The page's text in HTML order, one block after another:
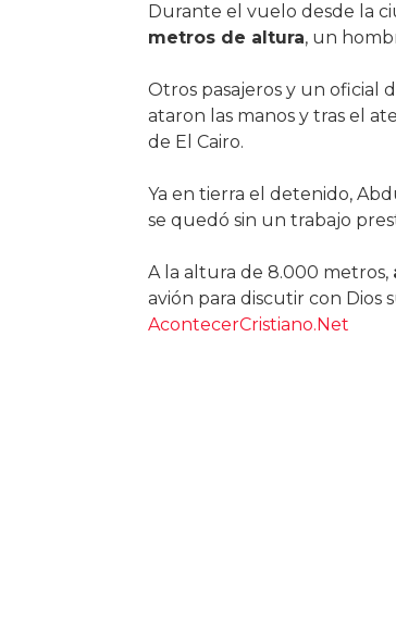
Durante el vuelo desde la
metros de altura, un
Otros pasajeros y un oficial
ataron las manos y tras el
de El Cairo.
Ya en tierra el detenido,
se quedó sin un trabajo
A la altura de 8.000 metros,
avión para discutir con Dios
AcontecerCristiano.Net